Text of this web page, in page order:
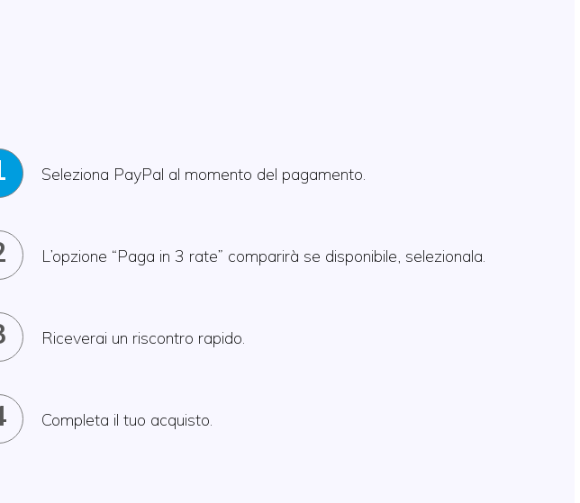
Seleziona PayPal al momento del pagamento.
L’opzione “Paga in 3 rate” comparirà se disponibile, selezionala.
Riceverai un riscontro rapido.
Completa il tuo acquisto.